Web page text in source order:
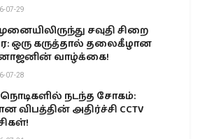
07-29
சவுதி சிறை
ஒரு கருத்தால் தலைகீழான
வாழ்க்கை!
07-28
நொடிகளில் நடந்த சோகம்:
விபத்தின் அதிர்ச்சி CCTV